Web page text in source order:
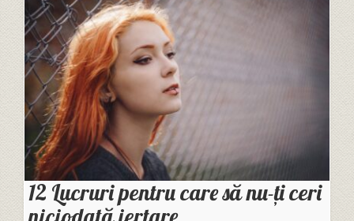
12 Lucruri pentru care să nu-ți ceri